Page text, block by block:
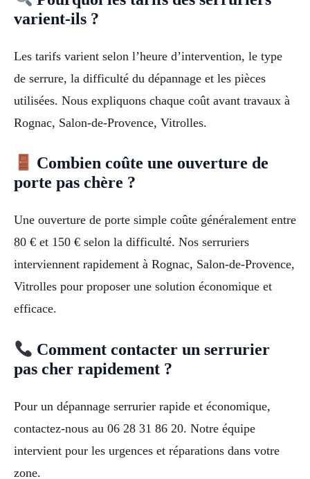
varient-ils ?
Les tarifs varient selon l’heure d’intervention, le type
de serrure, la difficulté du dépannage et les pièces
utilisées. Nous expliquons chaque coût avant travaux à
Rognac, Salon-de-Provence, Vitrolles.
Combien coûte une ouverture de
porte pas chère ?
Une ouverture de porte simple coûte généralement entre
80 € et 150 € selon la difficulté. Nos serruriers
interviennent rapidement à Rognac, Salon-de-Provence,
Vitrolles pour proposer une solution économique et
efficace.
Comment contacter un serrurier
pas cher rapidement ?
Pour un dépannage serrurier rapide et économique,
contactez-nous au 06 28 31 86 20. Notre équipe
intervient pour les urgences et réparations dans votre
zone.